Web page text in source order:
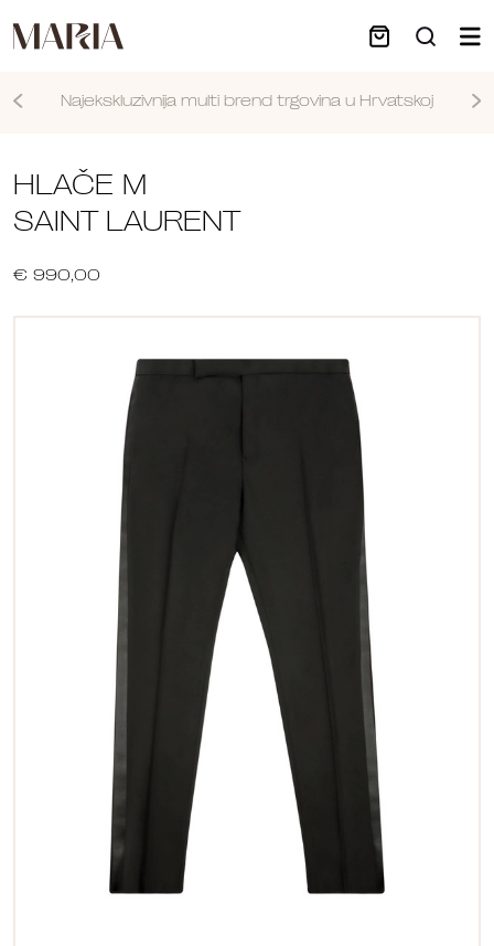
Najekskluzivnija multi brend trgovina u Hrvatskoj
HLAČE M
SAINT LAURENT
€ 990,00